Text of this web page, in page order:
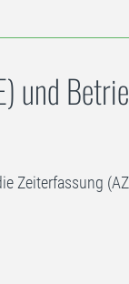
und
Zeiterfassung